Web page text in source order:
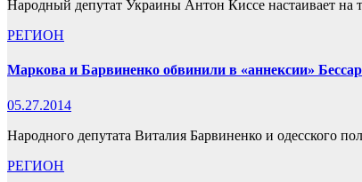
Народный депутат Украины Антон Киссе настаивает на
РЕГИОН
Маркова и Барвиненко обвинили в «аннексии»
05.27.2014
Народного депутата Виталия Барвиненко и одесского
РЕГИОН